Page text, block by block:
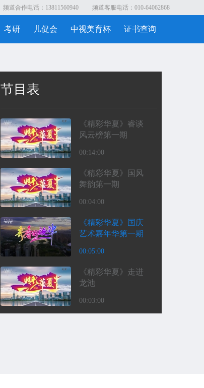
频道合作电话：13811560940 频道客服电话：010-64062868
考研 儿促会 中视美育杯 证书查询
节目表
《精彩华夏》睿谈
风云榜第一期
00:14:00
《精彩华夏》国风
舞韵第一期
00:04:00
《精彩华夏》国庆
艺术嘉年华第一期
00:05:00
《精彩华夏》走进
龙池
00:03:00